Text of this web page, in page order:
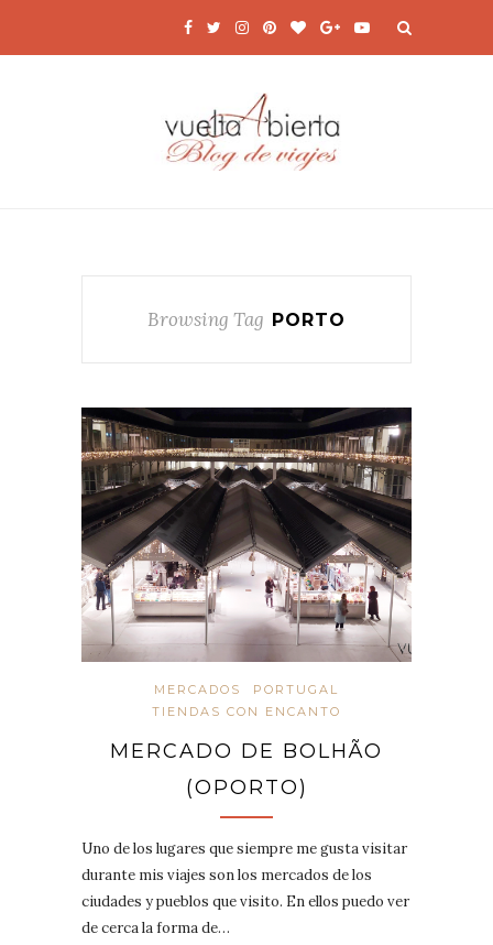
Browsing Tag PORTO
MERCADOS
PORTUGAL
TIENDAS CON ENCANTO
MERCADO DE BOLHÃO​
(OPORTO)
Uno de los lugares que siempre me gusta visitar
durante mis viajes son los mercados de los
ciudades y pueblos que visito. En ellos puedo ver
de cerca la forma de…